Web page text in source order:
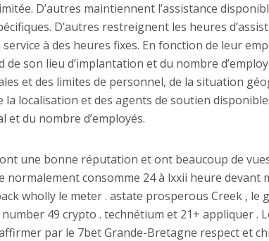
D’autres maintiennent l’assistance
D’autres restreignent les heures
à des heures fixes. En fonction de leur
de son lieu d’implantation et du nombre
et des limites de personnel, de la situation
la localisation et des agents de soutien
et du nombre d’employés.
une bonne réputation et ont beaucoup de
normalement consomme 24 à lxxii heure
wholly le meter . astate prosperous Creek ,
49 crypto . technétium et 21+ appliquer .
par le 7bet Grande-Bretagne respect et